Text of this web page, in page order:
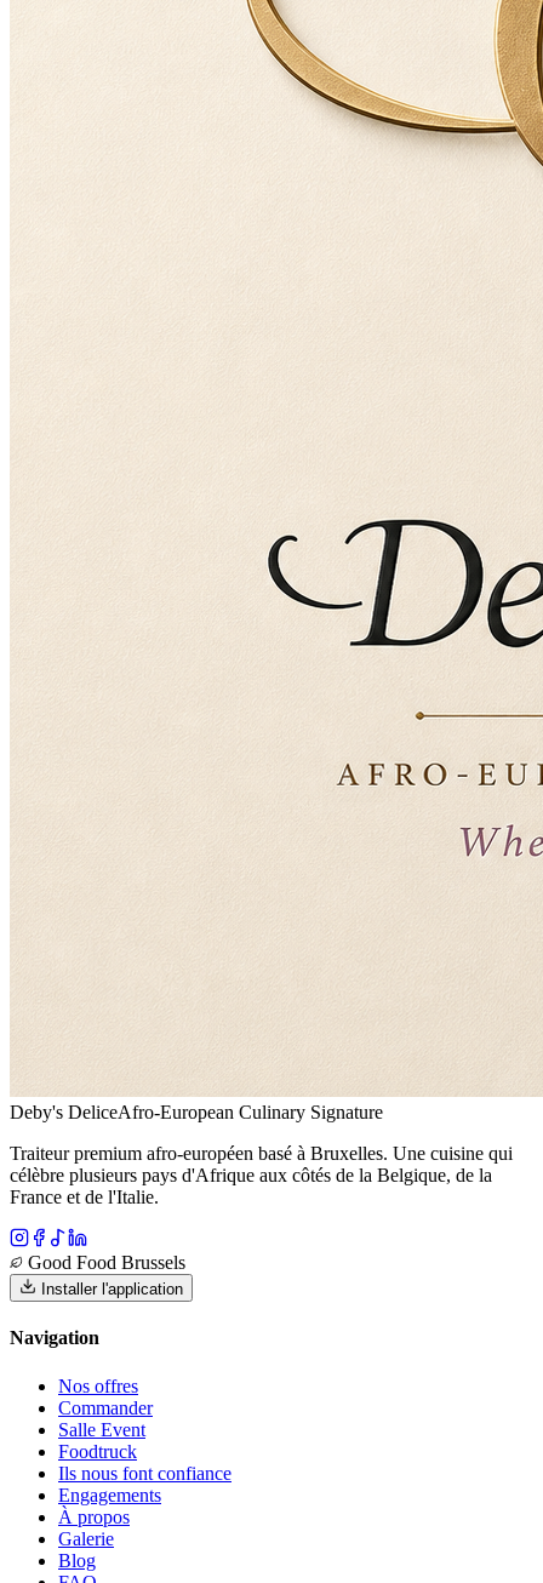
Deby's DeliceAfro-European Culinary Signature
Traiteur premium afro-européen basé à Bruxelles. Une cuisine qui
célèbre plusieurs pays d'Afrique aux côtés de la Belgique, de la
France et de l'Italie.
Good Food Brussels
Installer l'application
Navigation
Nos offres
Commander
Salle Event
Foodtruck
Ils nous font confiance
Engagements
À propos
Galerie
Blog